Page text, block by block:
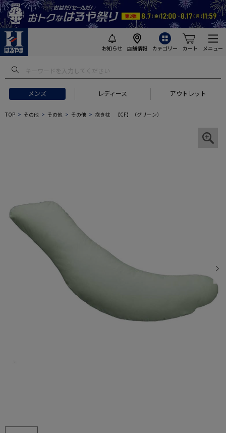
お知らせ 店舗情報 カテゴリー カート メニュー
メンズ レディース アウトレット
TOP その他 その他 その他 抱き枕 【CF】（グリーン）